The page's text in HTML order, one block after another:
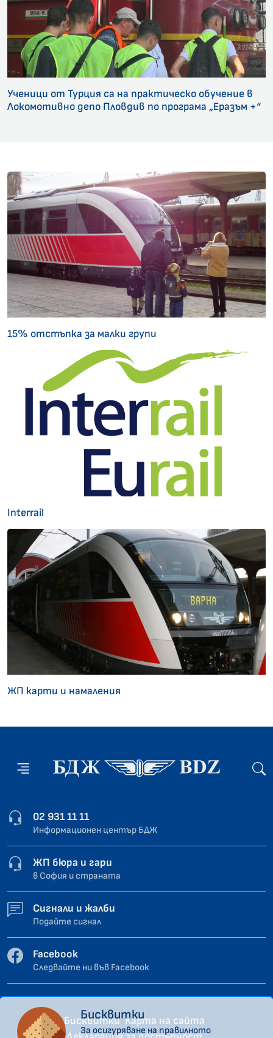
Ученици от Турция са на практическо обучение в
Локомотивно депо Пловдив по програма „Еразъм +“
15% отстъпка за малки групи
Interrail
ЖП карти и намаления
02 931 11 11
Информационен център БДЖ
ЖП бюра и гари
в София и страната
Сигнали и жалби
Подайте сигнал
Facebook
Следвайте ни във Facebook
Бисквитки Карта на сайта
Бисквитки
За осигуряване на правилното